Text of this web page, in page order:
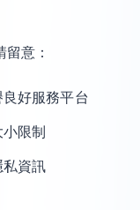
意：
好服務平台
限制
資訊